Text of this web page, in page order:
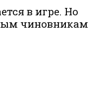
в игре. Но
чиновникам